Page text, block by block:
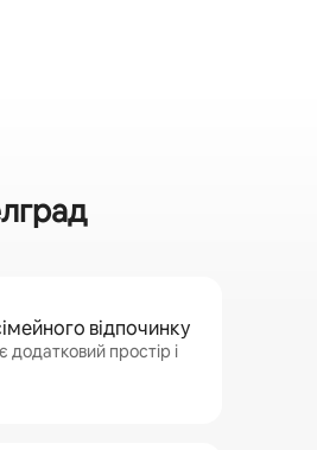
відпочинку
додатковий простір і